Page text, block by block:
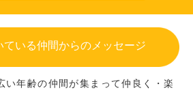
ている仲間からのメッセージ
い年齢の仲間が集まって仲良く・楽